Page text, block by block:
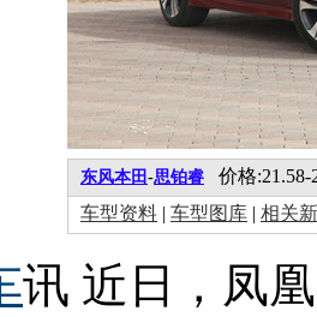
东风本田 -思铂睿 价格:21.58-
车型资料 | 车型图库 | 相关
讯 近日，凤